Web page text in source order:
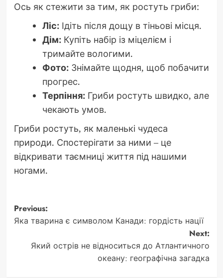
Ось як стежити за тим, як ростуть гриби:
Ліс:Ідіть після дощу в тіньові місця.
Дім:Купіть набір із міцелієм і
тримайте вологими.
Фото:Знімайте щодня, щоб побачити
прогрес.
Терпіння:Гриби ростуть швидко, але
чекають умов.
Гриби ростуть, як маленькі чудеса
природи. Спостерігати за ними – це
відкривати таємниці життя під нашими
ногами.
Post
navigation
Previous:
Яка тварина є символом Канади: гордість нації
Next:
Який острів не відноситься до Атлантичного
океану: географічна загадка